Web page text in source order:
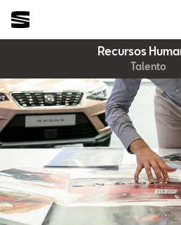
Recursos
Talento